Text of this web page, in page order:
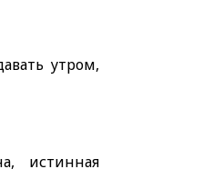
утром,
истинная